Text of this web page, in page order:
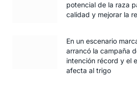
potencial de la raza
calidad y mejorar la
En un escenario
arrancó la campaña
intención récord y el
afecta al trigo